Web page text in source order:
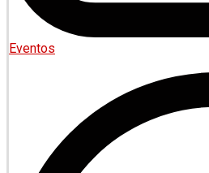
Eventos